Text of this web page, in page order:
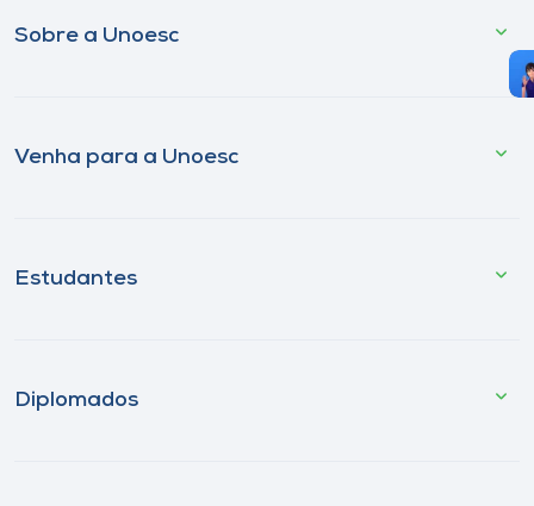
Sobre a Unoesc
Venha para a Unoesc
Estudantes
Diplomados